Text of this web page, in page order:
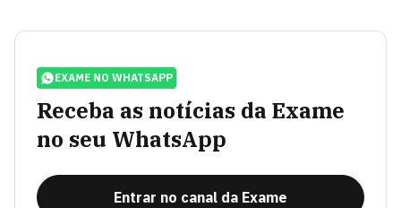
EXAME NO WHATSAPP
Receba as notícias da Exame
no seu WhatsApp
Entrar no canal da Exame